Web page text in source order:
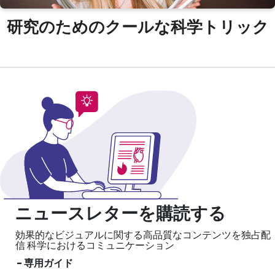
研究のためのクールな科学トリック
ニュースレターを購読する
効果的なビジュアルに関する高品質なコンテンツを独占配
信科学におけるコミュニケーション
- 専用ガイド